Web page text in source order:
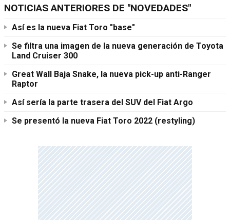
NOTICIAS ANTERIORES DE "NOVEDADES"
Así es la nueva Fiat Toro "base"
Se filtra una imagen de la nueva generación de Toyota
Land Cruiser 300
Great Wall Baja Snake, la nueva pick-up anti-Ranger
Raptor
Así sería la parte trasera del SUV del Fiat Argo
Se presentó la nueva Fiat Toro 2022 (restyling)